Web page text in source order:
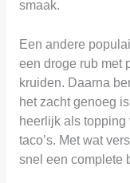
smaak.
Een andere
een droge rub met
kruiden. Daarna
het zacht genoeg
heerlijk als
taco’s. Met wat
snel een complete